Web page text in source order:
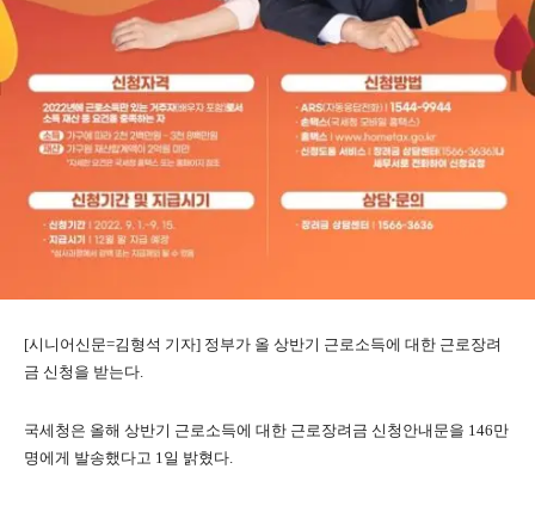
[시니어신문=김형석 기자] 정부가 올 상반기 근로소득에 대한 근로장려
금 신청을 받는다.
국세청은 올해 상반기 근로소득에 대한 근로장려금 신청안내문을 146만
명에게 발송했다고 1일 밝혔다.